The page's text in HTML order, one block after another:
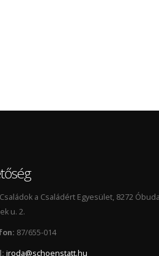
Családok a Családért Egyesület, 8272
u. 2.
87/655-014
iroda@schoenstatt.hu